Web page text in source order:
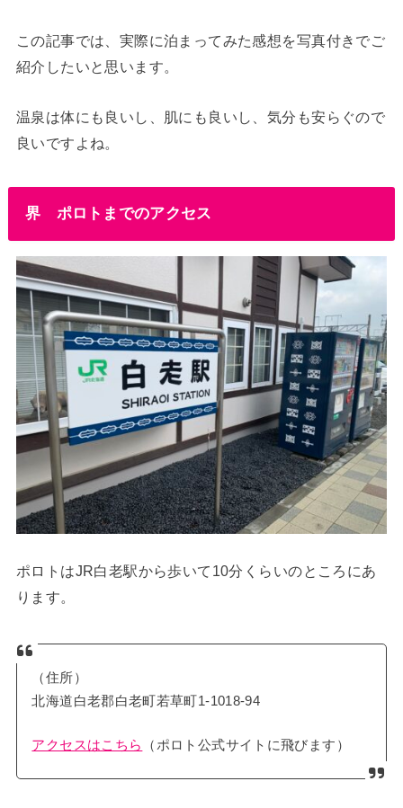
この記事では、実際に泊まってみた感想を写真付きでご
紹介したいと思います。
温泉は体にも良いし、肌にも良いし、気分も安らぐので
良いですよね。
界 ポロトまでのアクセス
ポロトはJR白老駅から歩いて10分くらいのところにあ
ります。
（住所）
北海道白老郡白老町若草町1-1018-94
アクセスはこちら （ポロト公式サイトに飛びます）